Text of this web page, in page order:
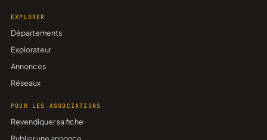
EXPLORER
Départements
Explorateur
Annonces
Réseaux
POUR LES ASSOCIATIONS
Revendiquer sa fiche